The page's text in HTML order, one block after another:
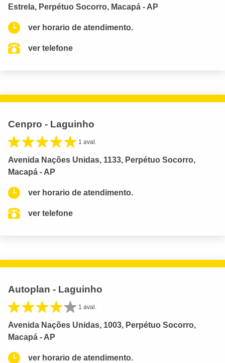
Estrela, Perpétuo Socorro, Macapá - AP
ver horario de atendimento.
ver telefone
Cenpro - Laguinho
1 aval.
Avenida Nações Unidas, 1133, Perpétuo Socorro,
Macapá - AP
ver horario de atendimento.
ver telefone
Autoplan - Laguinho
1 aval.
Avenida Nações Unidas, 1003, Perpétuo Socorro,
Macapá - AP
ver horario de atendimento.